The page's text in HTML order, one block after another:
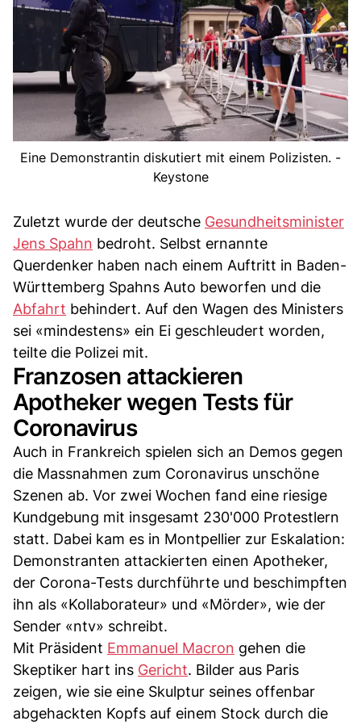
Eine Demonstrantin diskutiert mit einem Polizisten. -
Keystone
Zuletzt wurde der deutsche Gesundheitsminister
Jens Spahn bedroht. Selbst ernannte
Querdenker haben nach einem Auftritt in Baden-
Württemberg Spahns Auto beworfen und die
Abfahrt behindert. Auf den Wagen des Ministers
sei «mindestens» ein Ei geschleudert worden,
teilte die Polizei mit.
Franzosen attackieren
Apotheker wegen Tests für
Coronavirus
Auch in Frankreich spielen sich an Demos gegen
die Massnahmen zum Coronavirus unschöne
Szenen ab. Vor zwei Wochen fand eine riesige
Kundgebung mit insgesamt 230'000 Protestlern
statt. Dabei kam es in Montpellier zur Eskalation:
Demonstranten attackierten einen Apotheker,
der Corona-Tests durchführte und beschimpften
ihn als «Kollaborateur» und «Mörder», wie der
Sender «ntv» schreibt.
Mit Präsident Emmanuel Macron gehen die
Skeptiker hart ins Gericht. Bilder aus Paris
zeigen, wie sie eine Skulptur seines offenbar
abgehackten Kopfs auf einem Stock durch die